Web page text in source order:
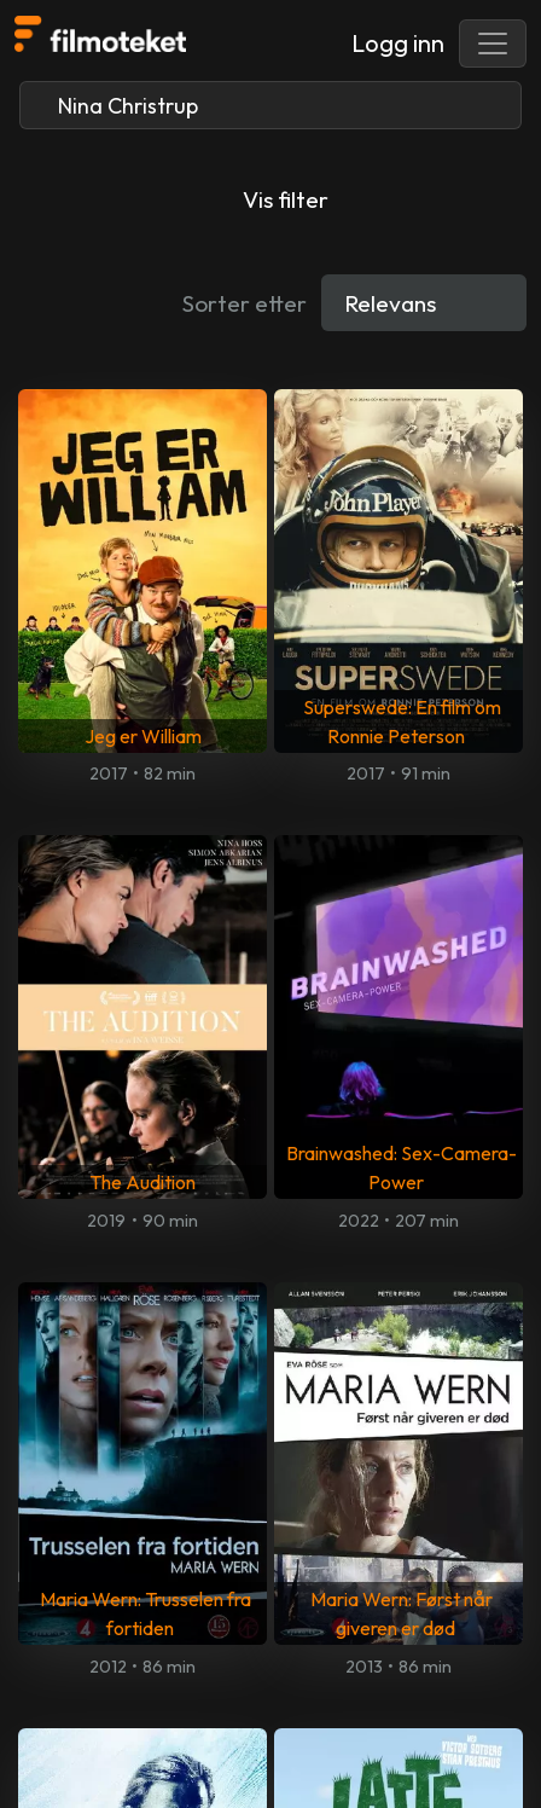
Logg inn
Vis filter
Sorter etter
Jeg er William
2017 • 82 min
Superswede: En film om
Ronnie Peterson
2017 • 91 min
The Audition
2019 • 90 min
Brainwashed: Sex-Camera-
Power
2022 • 207 min
Maria Wern: Trusselen fra
fortiden
2012 • 86 min
Maria Wern: Først når
giveren er død
2013 • 86 min